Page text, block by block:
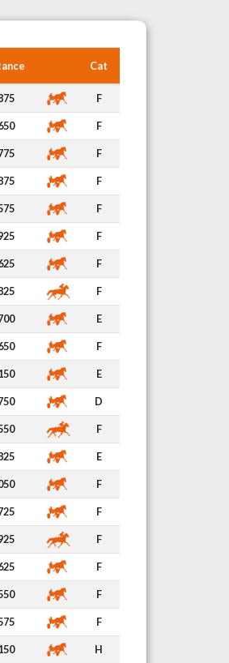
Cat
F
F
F
F
F
F
F
F
E
F
E
D
F
E
F
F
F
F
F
F
H